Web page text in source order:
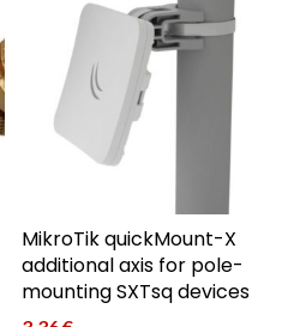
MikroTik quickMount-X
additional axis for pole-
mounting SXTsq devices